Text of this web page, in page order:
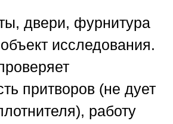
двери, фурнитура
исследования.
притворов (не дует
работу